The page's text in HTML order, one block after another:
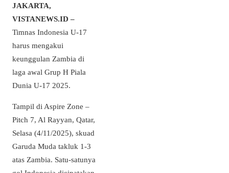
JAKARTA,
VISTANEWS.ID –
Timnas Indonesia U-17
harus mengakui
keunggulan Zambia di
laga awal Grup H Piala
Dunia U-17 2025.
Tampil di Aspire Zone –
Pitch 7, Al Rayyan, Qatar,
Selasa (4/11/2025), skuad
Garuda Muda takluk 1-3
atas Zambia. Satu-satunya